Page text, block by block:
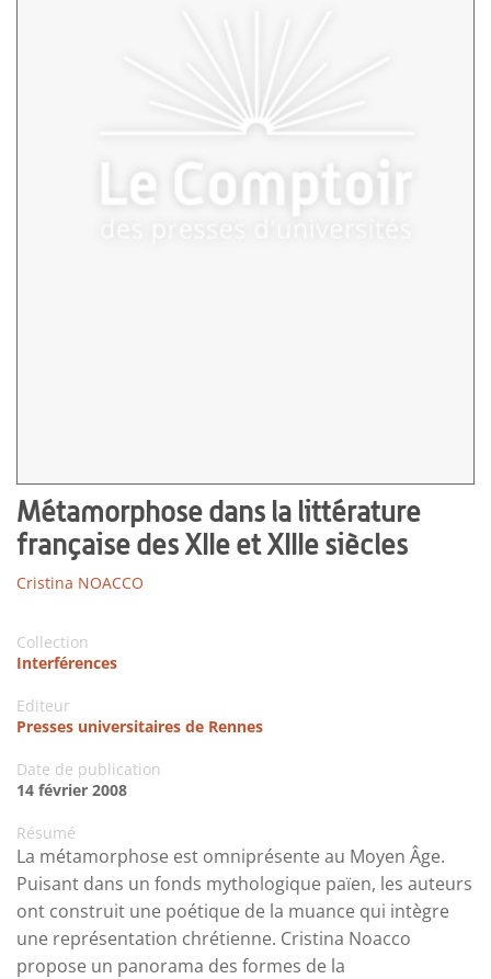
Métamorphose dans la littérature
française des XIIe et XIIIe siècles
Cristina NOACCO
Collection
Interférences
Editeur
Presses universitaires de Rennes
Date de publication
14 février 2008
Résumé
La métamorphose est omniprésente au Moyen Âge.
Puisant dans un fonds mythologique païen, les auteurs
ont construit une poétique de la muance qui intègre
une représentation chrétienne. Cristina Noacco
propose un panorama des formes de la